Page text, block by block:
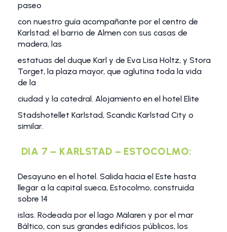
paseo
con nuestro guía acompañante por el centro de
Karlstad: el barrio de Almen con sus casas de
madera, las
estatuas del duque Karl y de Eva Lisa Holtz, y Stora
Torget, la plaza mayor, que aglutina toda la vida
de la
ciudad y la catedral. Alojamiento en el hotel Elite
Stadshotellet Karlstad, Scandic Karlstad City o
similar.
DIA 7 – KARLSTAD – ESTOCOLMO:
Desayuno en el hotel. Salida hacia el Este hasta
llegar a la capital sueca, Estocolmo, construida
sobre 14
islas. Rodeada por el lago Mälaren y por el mar
Báltico, con sus grandes edificios públicos, los